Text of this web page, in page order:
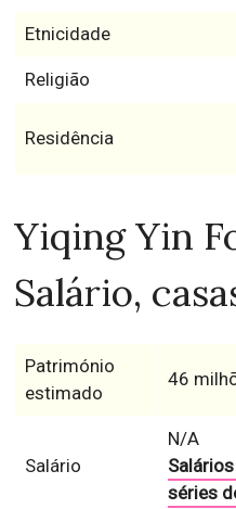
Etnicidade
Religião
Residência
Yiqing Yin
Salário,
Património
estimado
46
Salário
N/A
séries